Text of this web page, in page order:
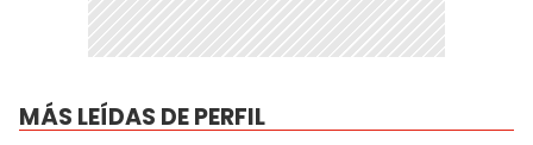
MÁS LEÍDAS DE PERFIL